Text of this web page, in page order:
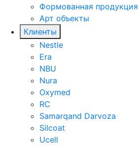
Формованная продукция
Арт объекты
Клиенты
Nestle
Era
NBU
Nura
Oxymed
RC
Samarqand Darvoza
Silcoat
Ucell